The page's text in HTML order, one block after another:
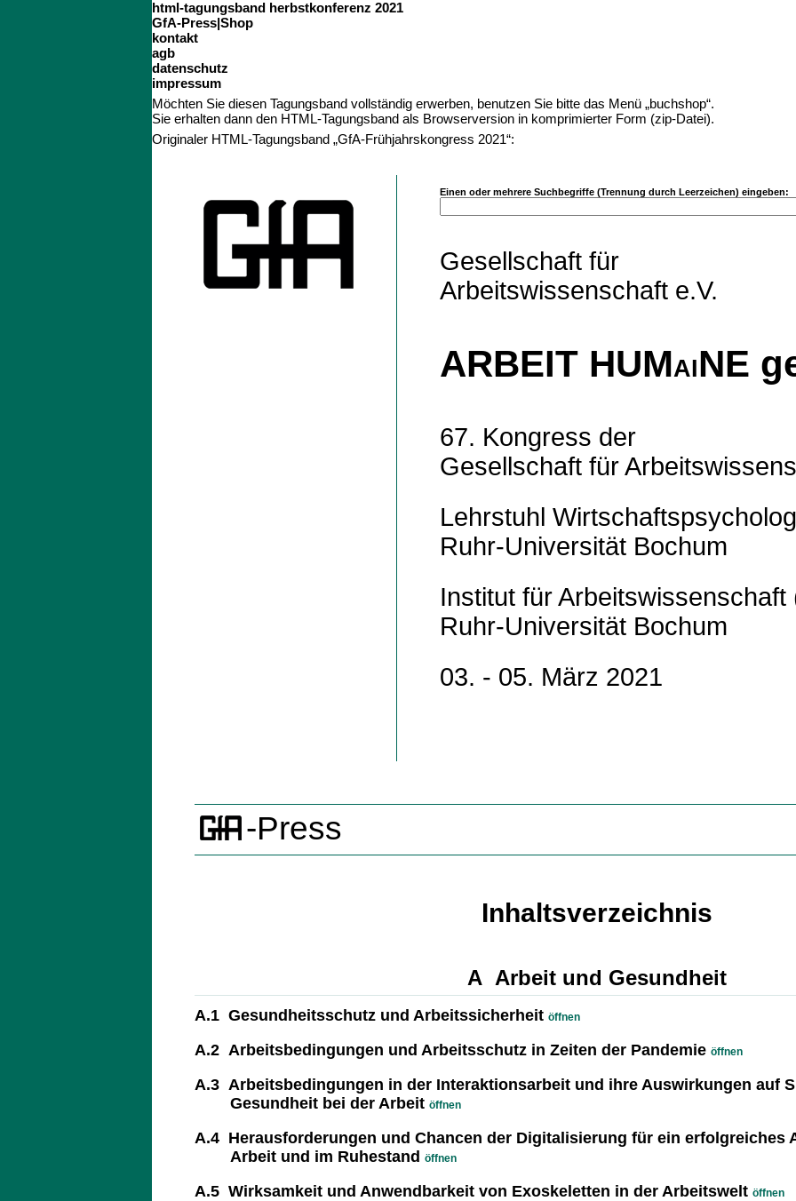
html-tagungsband herbstkonferenz 2021
GfA-Press|Shop
kontakt
agb
datenschutz
impressum
Möchten Sie diesen Tagungsband vollständig erwerben, benutzen Sie bitte das Menü „buchshop“.
Sie erhalten dann den HTML-Tagungsband als Browserversion in komprimierter Form (zip-Datei).
Originaler HTML-Tagungsband „GfA-Frühjahrskongress 2021“:
Einen oder mehrere Suchbegriffe (Trennung durch Leerzeichen) eingeben:
Gesellschaft für
Arbeitswissenschaft e.V.
ARBEIT HUMAINE
67. Kongress der
Gesellschaft für
Lehrstuhl
Ruhr-Universität Bochum
Institut für Arbeitswissenschaft
Ruhr-Universität Bochum
03. - 05. März 2021
-Press
Inhaltsverzeichnis
A Arbeit und Gesundheit
A.1 Gesundheitsschutz und Arbeitssicherheit öffnen
A.2 Arbeitsbedingungen und Arbeitsschutz in Zeiten der Pandemie öffnen
A.3 Arbeitsbedingungen in der Interaktionsarbeit und ihre Auswirkungen auf
Gesundheit bei der Arbeit öffnen
A.4 Herausforderungen und Chancen der Digitalisierung für ein erfolgreiches
Arbeit und im Ruhestand öffnen
A.5 Wirksamkeit und Anwendbarkeit von Exoskeletten in der Arbeitswelt öffnen